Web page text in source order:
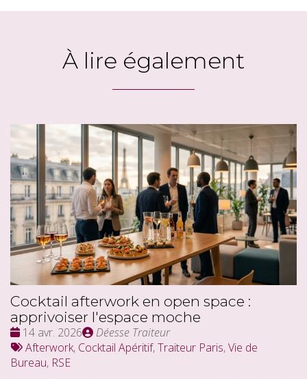
À lire également
Cocktail afterwork en open space :
apprivoiser l'espace moche
Date
:
14 avr. 2026
Publié
par
Déesse Traiteur
Tags
:
Afterwork, Cocktail Apéritif,Traiteur Paris,Vie de
Bureau, RSE